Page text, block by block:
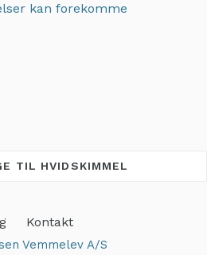
kan forekomme
TIL HVIDSKIMMEL
Kontakt
Vemmelev A/S